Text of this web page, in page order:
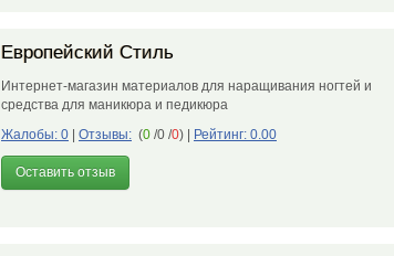
Европейский Стиль
Интернет-магазин материалов для наращивания ногтей и
средства для маникюра и педикюра
Жалобы: 0
Отзывы: (0 /0 /0) Рейтинг: 0.00
Оставить отзыв